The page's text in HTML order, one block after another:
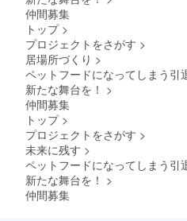
仲間募集
トップ >
プロジェクトをさがす >
居場所づくり >
ペットフードになってしまう引
新たな舞台を！ >
仲間募集
トップ >
プロジェクトをさがす >
未来に残す >
ペットフードになってしまう引
新たな舞台を！ >
仲間募集